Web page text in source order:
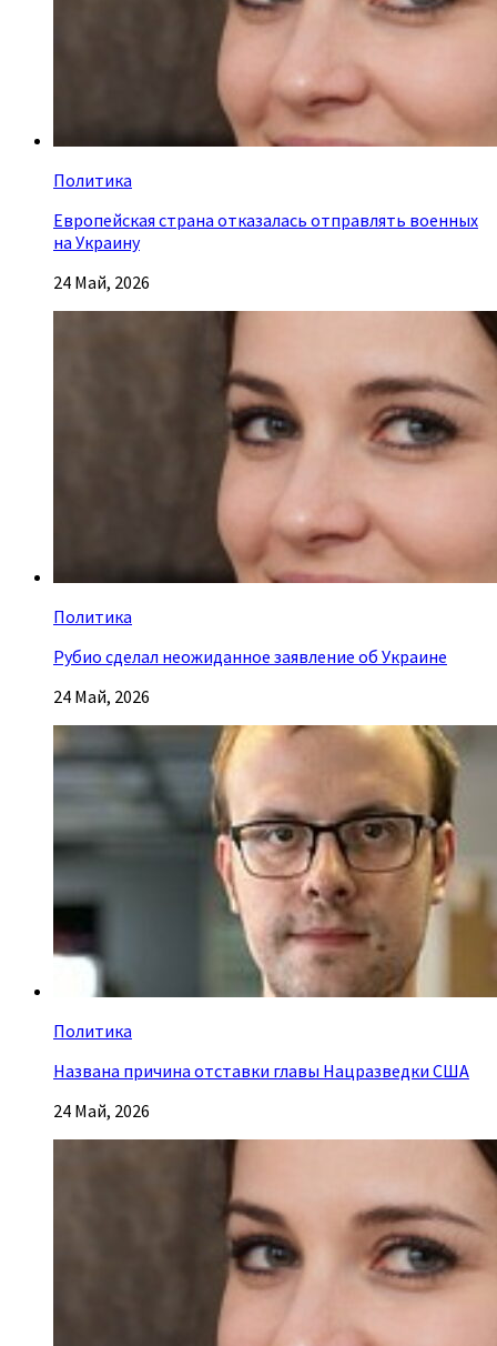
Политика
Европейская страна отказалась отправлять военных
на Украину
24 Май, 2026
Политика
Рубио сделал неожиданное заявление об Украине
24 Май, 2026
Политика
Названа причина отставки главы Нацразведки США
24 Май, 2026